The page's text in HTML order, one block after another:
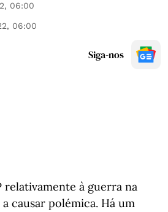
06:00
06:00
Siga-nos
relativamente à guerra na
causar polémica. Há um